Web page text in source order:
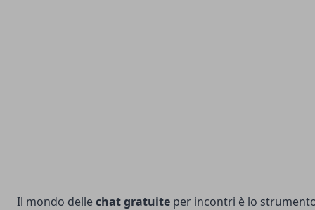
Il mondo dellechat gratuite per incontri è lo